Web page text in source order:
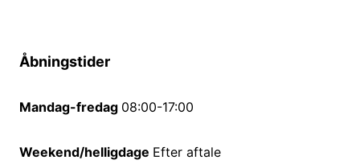
Åbningstider
Mandag-fredag 08:00-17:00
Weekend/helligdage Efter aftale